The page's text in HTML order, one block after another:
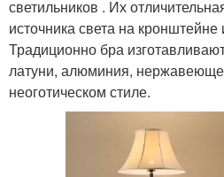
светильников . Их
источника света на
Традиционно бра
латуни, алюминия,
неоготическом стиле.